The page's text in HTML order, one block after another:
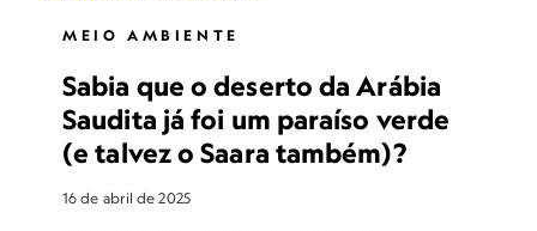
MEIO AMBIENTE
Sabia que o deserto da Arábia
Saudita já foi um paraíso verde
(e talvez o Saara também)?
16 de abril de 2025